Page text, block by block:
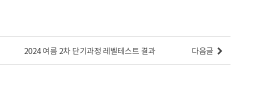
다음글
2024 여름 2차 단기과정 레벨테스트 결과